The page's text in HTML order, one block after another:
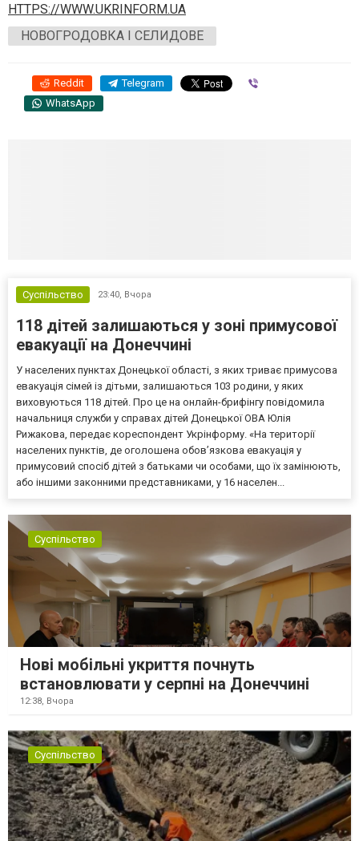
HTTPS://WWW.UKRINFORM.UA
НОВОГРОДОВКА І СЕЛИДОВЕ
Reddit Telegram
WhatsApp
Суспільство 23:40, Вчора
118 дітей залишаються у зоні примусової
евакуації на Донеччині
У населених пунктах Донецької області, з яких триває примусова
евакуація сімей із дітьми, залишаються 103 родини, у яких
виховуються 118 дітей. Про це на онлайн-брифінгу повідомила
начальниця служби у справах дітей Донецької ОВА Юлія
Рижакова, передає кореспондент Укрінформу. «На території
населених пунктів, де оголошена обов’язкова евакуація у
примусовий спосіб дітей з батьками чи особами, що їх замінюють,
або іншими законними представниками, у 16 населен...
Суспільство
Нові мобільні укриття почнуть
встановлювати у серпні на Донеччині
12:38, Вчора
Суспільство